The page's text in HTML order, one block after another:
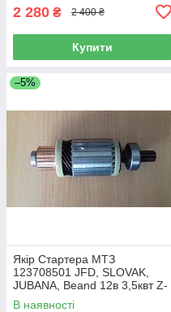
2 280 ₴ 2 400 ₴
Купити
–5%
Якір Стартера МТЗ
123708501 JFD, SLOVAK,
JUBANA, Beand 12в 3,5квт Z-
9 (Melstarter)
В наявності